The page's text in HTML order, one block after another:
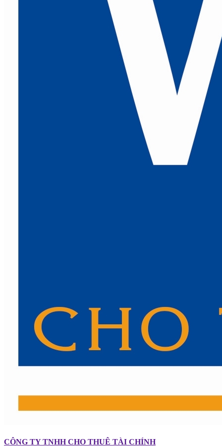
CÔNG TY TNHH CHO THUÊ TÀI CHÍNH